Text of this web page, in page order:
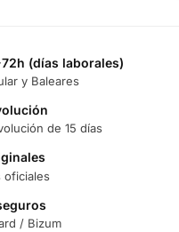
(días laborales)
y Baleares
de 15 días
oficiales
/ Bizum